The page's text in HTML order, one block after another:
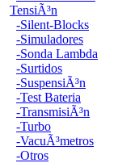
TensiÃ³n
-Silent-Blocks
-Simuladores
-Sonda Lambda
-Surtidos
-SuspensiÃ³n
-Test Bateria
-TransmisiÃ³n
-Turbo
-VacuÃ³metros
-Otros